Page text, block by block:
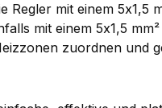
Regler mit einem 5x1,5
mit einem 5x1,5
zuordnen und